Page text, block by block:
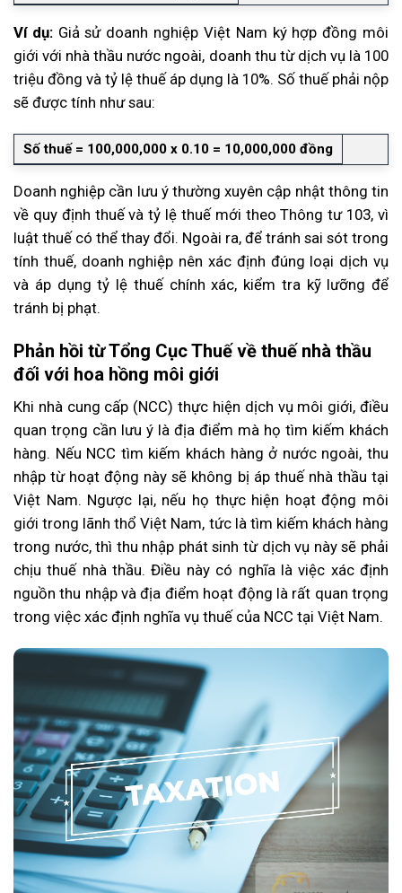
Ví dụ:Giả sử doanh nghiệp Việt Nam ký hợp đồng môi
giới với nhà thầu nước ngoài, doanh thu từ dịch vụ là 100
triệu đồng và tỷ lệ thuế áp dụng là 10%. Số thuế phải nộp
sẽ được tính như sau:
Số thuế = 100,000,000 x 0.10 = 10,000,000 đồng
Doanh nghiệp cần lưu ý thường xuyên cập nhật thông tin
về quy định thuế và tỷ lệ thuế mới theo Thông tư 103, vì
luật thuế có thể thay đổi. Ngoài ra, để tránh sai sót trong
tính thuế, doanh nghiệp nên xác định đúng loại dịch vụ
và áp dụng tỷ lệ thuế chính xác, kiểm tra kỹ lưỡng để
tránh bị phạt.
Phản hồi từ Tổng Cục Thuế về thuế nhà thầu
đối với hoa hồng môi giới
Khi nhà cung cấp (NCC) thực hiện dịch vụ môi giới, điều
quan trọng cần lưu ý là địa điểm mà họ tìm kiếm khách
hàng. Nếu NCC tìm kiếm khách hàng ở nước ngoài, thu
nhập từ hoạt động này sẽ không bị áp thuế nhà thầu tại
Việt Nam. Ngược lại, nếu họ thực hiện hoạt động môi
giới trong lãnh thổ Việt Nam, tức là tìm kiếm khách hàng
trong nước, thì thu nhập phát sinh từ dịch vụ này sẽ phải
chịu thuế nhà thầu. Điều này có nghĩa là việc xác định
nguồn thu nhập và địa điểm hoạt động là rất quan trọng
trong việc xác định nghĩa vụ thuế của NCC tại Việt Nam.